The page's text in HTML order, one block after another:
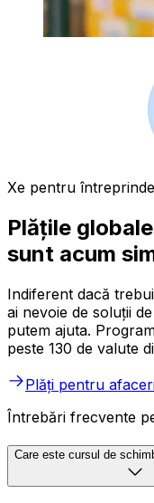
Xe pentru
Plățile
sunt acum
Indiferent dacă
ai nevoie de soluții
putem ajuta.
peste 130 de valute
Plăți pentru
Întrebări frecvente
Care este cursul de